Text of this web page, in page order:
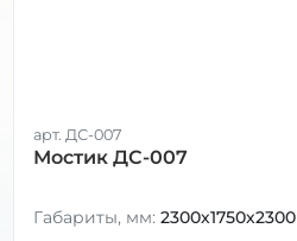
арт. ДС-007
Мостик ДС-007
Габариты, мм: 2300х1750х2300